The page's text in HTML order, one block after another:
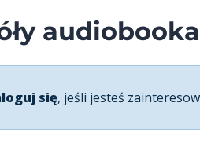
audiobooka
się, jeśli jesteś